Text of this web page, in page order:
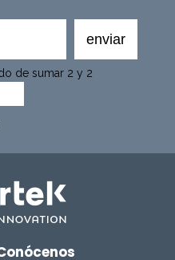
de sumar 2 y 2